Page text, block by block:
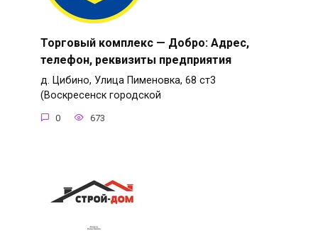
Торговый комплекс — Добро: Адрес,
телефон, реквизиты предприятия
д. Цибино, Улица Пименовка, 68 ст3
(Воскресенск городской
0 673